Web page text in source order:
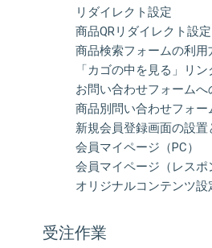
リダイレクト設定
商品QRリダイレクト設定
商品検索フォームの利用
「カゴの中を見る」リン
お問い合わせフォームへ
商品別問い合わせフォー
新規会員登録画面の設置
会員マイページ（PC）
会員マイページ（レスポ
オリジナルコンテンツ設
受注作業